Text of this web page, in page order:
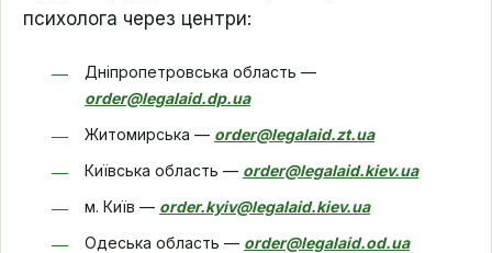
психолога через центри:
Дніпропетровська область —
order@legalaid.dp.ua
Житомирська — order@legalaid.zt.ua
Київська область — order@legalaid.kiev.ua
м. Київ — order.kyiv@legalaid.kiev.ua
Одеська область — order@legalaid.od.ua